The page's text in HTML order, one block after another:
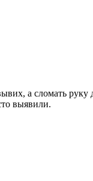
а сломать
выявили.